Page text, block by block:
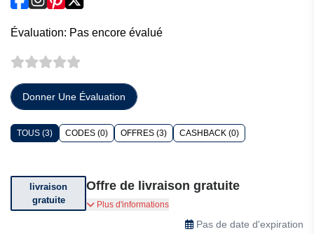
Évaluation: Pas encore évalué
Donner Une Évaluation
TOUS (3) CODES (0) OFFRES (3) CASHBACK (0)
livraison
gratuite
Offre de livraison gratuite
Bénéficiez de la livraison gratuite sur votre
commande, conditions générales applicables.
Plus d'informations
Pas de date d'expiration